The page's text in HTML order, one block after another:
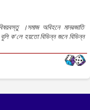
।সমাজ অবিহনে মানৱজাতি
ক'লে হয়তো বিভিন্ন জনে বিভিন্ন